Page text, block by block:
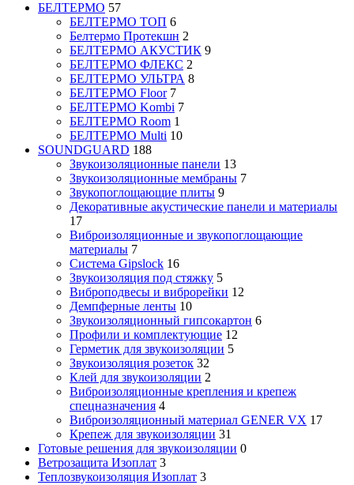
БЕЛТЕРМО 57
БЕЛТЕРМО ТОП 6
Белтермо Протекшн 2
БЕЛТЕРМО АКУСТИК 9
БЕЛТЕРМО ФЛЕКС 2
БЕЛТЕРМО УЛЬТРА 8
БЕЛТЕРМО Floor 7
БЕЛТЕРМО Kombi 7
БЕЛТЕРМО Room 1
БЕЛТЕРМО Multi 10
SOUNDGUARD 188
Звукоизоляционные панели 13
Звукоизоляционные мембраны 7
Звукопоглощающие плиты 9
Декоративные акустические панели и материалы
17
Виброизоляционные и звукопоглощающие
материалы 7
Система Gipslock 16
Звукоизоляция под стяжку 5
Виброподвесы и виброрейки 12
Демпферные ленты 10
Звукоизоляционный гипсокартон 6
Профили и комплектующие 12
Герметик для звукоизоляции 5
Звукоизоляция розеток 32
Клей для звукоизоляции 2
Виброизоляционные крепления и крепеж
спецназначения 4
Виброизоляционный материал GENER VX 17
Крепеж для звукоизоляции 31
Готовые решения для звукоизоляции 0
Ветрозащита Изоплат 3
Теплозвукоизоляция Изоплат 3